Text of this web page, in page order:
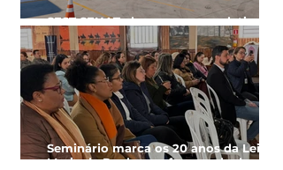
SEST SENAT abre processo seletivo
para Jovem Aprendiz em Cachoeira
Seminário marca os 20 anos da Lei
Maria da Penha e reforça rede de